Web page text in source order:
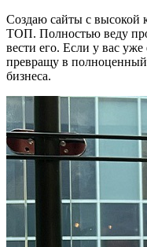
Создаю сайты с высокой
ТОП. Полностью веду
вести его. Если у вас
превращу в
бизнеса.